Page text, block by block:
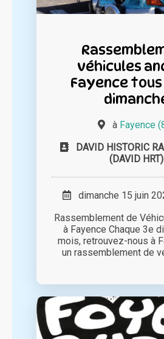
véhicules
Fayence tous
à Fayence
DAVID HISTORIC
(DAVID HRT)
dimanche 15 juin
Rassemblement de
à Fayence Chaque 3e
mois, retrouvez-nous à
un rassemblement de